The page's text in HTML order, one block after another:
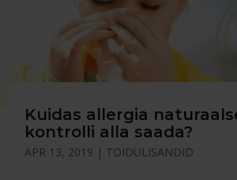
Kuidas allergia
kontrolli alla saada?
APR 13, 2019 | TOIDULISANDID